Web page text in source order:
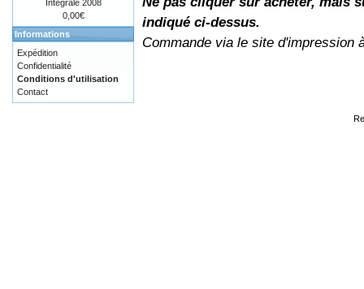
indiqué ci-dessus.
Commande via le site d'impression
Intégrale 2008
0,00€
Informations
Expédition
Confidentialité
Conditions d'utilisation
Contact